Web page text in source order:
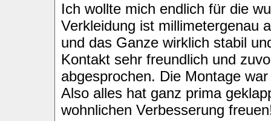
Ich wollte mich endlich für die
Verkleidung ist millimetergenau
und das Ganze wirklich stabil
Kontakt sehr freundlich und
abgesprochen. Die Montage
Also alles hat ganz prima
wohnlichen Verbesserung